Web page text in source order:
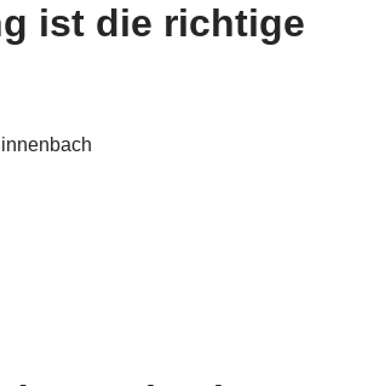
ist die richtige